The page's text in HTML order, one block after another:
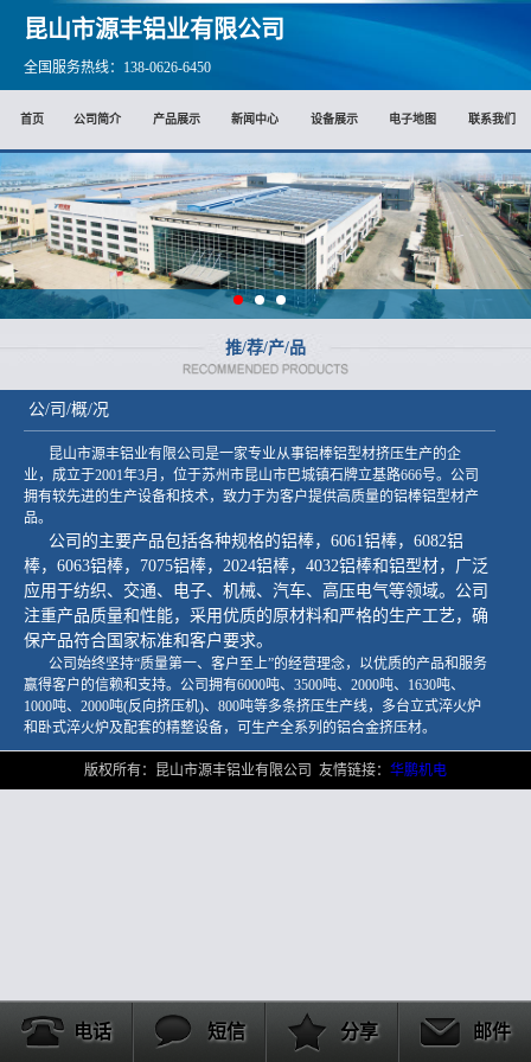
昆山市源丰铝业有限公司
全国服务热线：138-0626-6450
首页 公司简介 产品展示 新闻中心 设备展示 电子地图 联系我们
推/荐/产/品
公/司/概/况
昆山市源丰铝业有限公司是一家专业从事铝棒铝型材挤压生产的企
业，成立于2001年3月，位于苏州市昆山市巴城镇石牌立基路666号。公司
拥有较先进的生产设备和技术，致力于为客户提供高质量的铝棒铝型材产
品。
公司的主要产品包括各种规格的铝棒， 6061铝棒， 6082铝
棒，6063铝棒，7075铝棒，2024铝棒，4032铝棒和铝型材，广泛
应用于纺织、交通、电子、机械、汽车、高压电气等领域。公司
注重产品质量和性能，采用优质的原材料和严格的生产工艺，确
保产品符合国家标准和客户要求。
公司始终坚持“质量第一、客户至上”的经营理念，以优质的产品和服务
赢得客户的信赖和支持。公司拥有6000吨、3500吨、2000吨、1630吨、
1000吨、2000吨(反向挤压机)、800吨等多条挤压生产线，多台立式淬火炉
和卧式淬火炉及配套的精整设备，可生产全系列的铝合金挤压材。
版权所有：昆山市源丰铝业有限公司 友情链接： 华鹏机电
电话 短信 分享 邮件